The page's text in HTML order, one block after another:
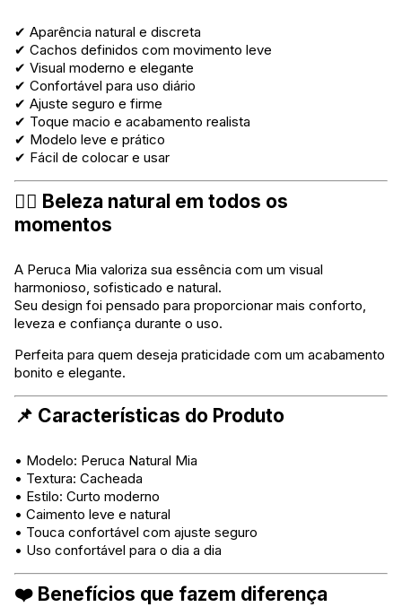
✔ Aparência natural e discreta
✔ Cachos definidos com movimento leve
✔ Visual moderno e elegante
✔ Confortável para uso diário
✔ Ajuste seguro e firme
✔ Toque macio e acabamento realista
✔ Modelo leve e prático
✔ Fácil de colocar e usar
💁‍♀️ Beleza natural em todos os
momentos
A Peruca Mia valoriza sua essência com um visual
harmonioso, sofisticado e natural.
Seu design foi pensado para proporcionar mais conforto,
leveza e confiança durante o uso.
Perfeita para quem deseja praticidade com um acabamento
bonito e elegante.
📌 Características do Produto
• Modelo: Peruca Natural Mia
• Textura: Cacheada
• Estilo: Curto moderno
• Caimento leve e natural
• Touca confortável com ajuste seguro
• Uso confortável para o dia a dia
❤️ Benefícios que fazem diferença